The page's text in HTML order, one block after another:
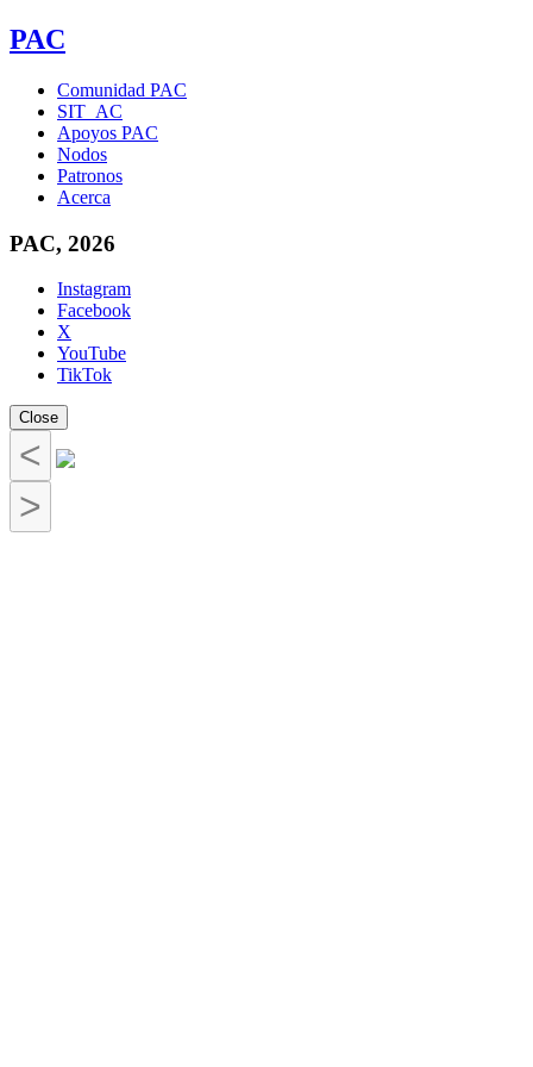
PAC
Comunidad PAC
SIT_AC
Apoyos PAC
Nodos
Patronos
Acerca
PAC, 2026
Instagram
Facebook
X
YouTube
TikTok
Close
<
>